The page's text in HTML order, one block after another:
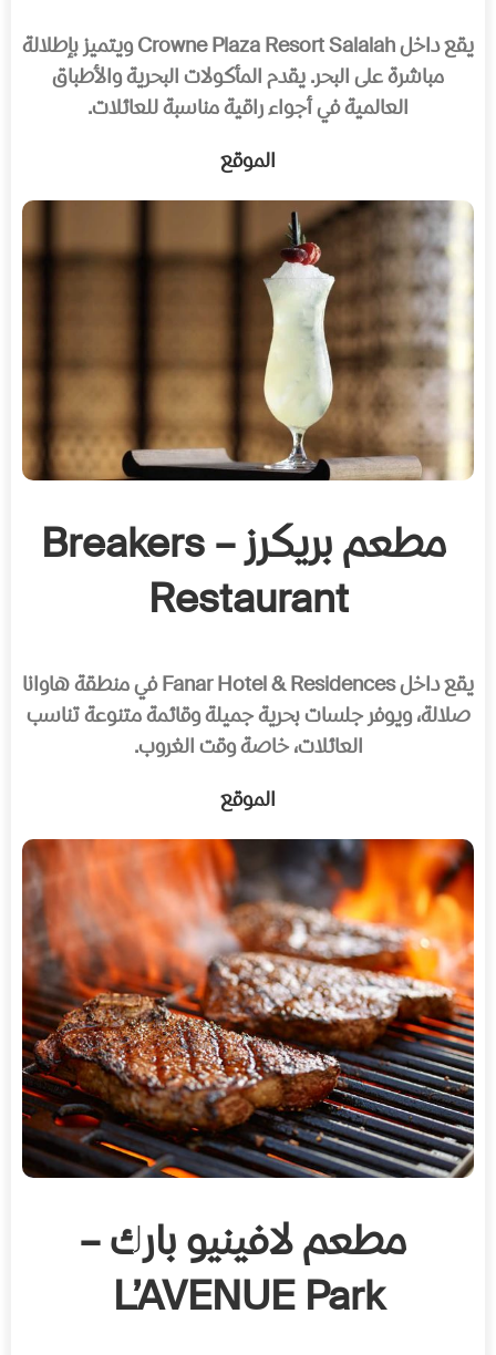
يقع داخل Crowne Plaza Resort Salalah ويتميز بإطلالة
مباشرة على البحر. يقدم المأكولات البحرية والأطباق
العالمية في أجواء راقية مناسبة للعائلات.
الموقع
مطعم بريكرز – Breakers
Restaurant
يقع داخل Fanar Hotel & Residences في منطقة هاوانا
صلالة، ويوفر جلسات بحرية جميلة وقائمة متنوعة تناسب
العائلات، خاصة وقت الغروب.
الموقع
مطعم لافينيو بارك –
L’AVENUE Park